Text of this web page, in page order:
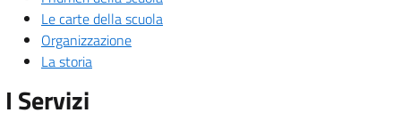
Le carte della scuola
Organizzazione
La storia
I Servizi